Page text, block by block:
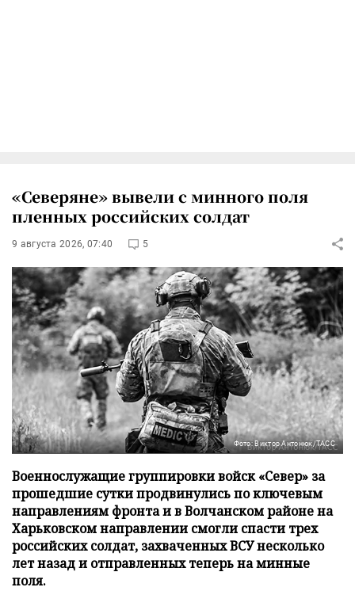
«Северяне» вывели с минного поля
пленных российских солдат
9 августа 2026, 07:40 5
Фото: Виктор Антонюк/ТАСС
Военнослужащие группировки войск «Север» за
прошедшие сутки продвинулись по ключевым
направлениям фронта и в Волчанском районе на
Харьковском направлении смогли спасти трех
российских солдат, захваченных ВСУ несколько
лет назад и отправленных теперь на минные
поля.